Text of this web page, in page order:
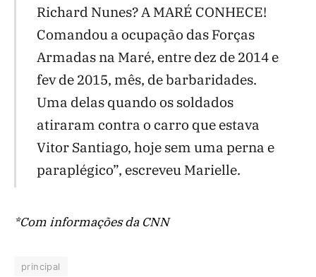
Richard Nunes? A MARÉ CONHECE!
Comandou a ocupação das Forças
Armadas na Maré, entre dez de 2014 e
fev de 2015, mês, de barbaridades.
Uma delas quando os soldados
atiraram contra o carro que estava
Vitor Santiago, hoje sem uma perna e
paraplégico”, escreveu Marielle.
*Com informações da CNN
principal